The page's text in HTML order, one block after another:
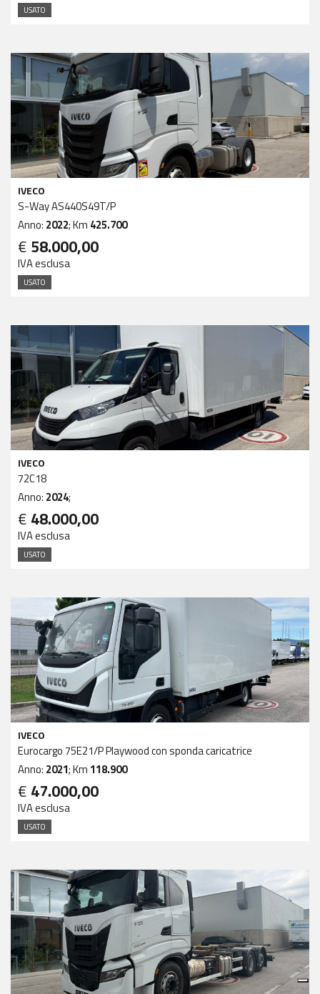
USATO
IVECO
S-Way AS440S49T/P
Anno: 2022; Km 425.700
€ 58.000,00
IVA esclusa
USATO
IVECO
72C18
Anno: 2024;
€ 48.000,00
IVA esclusa
USATO
IVECO
Eurocargo 75E21/P Playwood con sponda caricatrice
Anno: 2021; Km 118.900
€ 47.000,00
IVA esclusa
USATO